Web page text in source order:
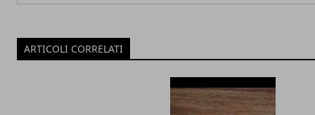
ARTICOLI CORRELATI